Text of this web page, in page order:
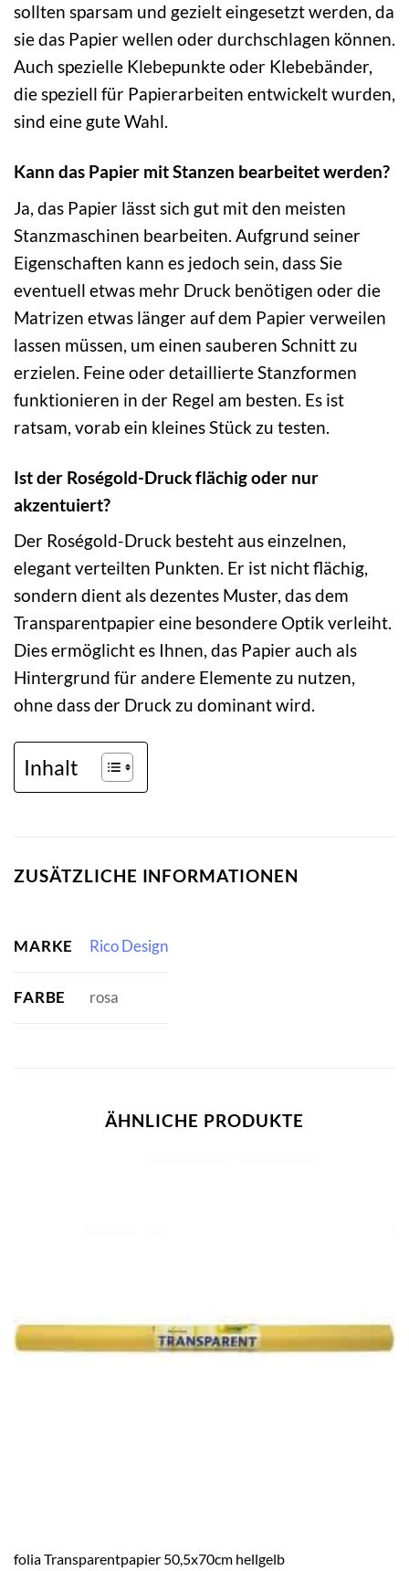
sollten sparsam und gezielt eingesetzt werden, da
sie das Papier wellen oder durchschlagen können.
Auch spezielle Klebepunkte oder Klebebänder,
die speziell für Papierarbeiten entwickelt wurden,
sind eine gute Wahl.
Kann das Papier mit Stanzen bearbeitet werden?
Ja, das Papier lässt sich gut mit den meisten
Stanzmaschinen bearbeiten. Aufgrund seiner
Eigenschaften kann es jedoch sein, dass Sie
eventuell etwas mehr Druck benötigen oder die
Matrizen etwas länger auf dem Papier verweilen
lassen müssen, um einen sauberen Schnitt zu
erzielen. Feine oder detaillierte Stanzformen
funktionieren in der Regel am besten. Es ist
ratsam, vorab ein kleines Stück zu testen.
Ist der Roségold-Druck flächig oder nur
akzentuiert?
Der Roségold-Druck besteht aus einzelnen,
elegant verteilten Punkten. Er ist nicht flächig,
sondern dient als dezentes Muster, das dem
Transparentpapier eine besondere Optik verleiht.
Dies ermöglicht es Ihnen, das Papier auch als
Hintergrund für andere Elemente zu nutzen,
ohne dass der Druck zu dominant wird.
Inhalt
ZUSÄTZLICHE INFORMATIONEN
MARKE Rico Design
FARBE rosa
ÄHNLICHE PRODUKTE
folia Transparentpapier 50,5x70cm hellgelb